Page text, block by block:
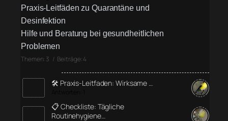
Praxis-Leitfäden zu Quarantäne und
Desinfektion
Hilfe und Beratung bei gesundheitlichen
Problemen
Themen: 3 / Beiträge: 4
🛠️ Praxis-Leitfaden: Wirksame …
📋 Checkliste: Tägliche
Routinehygiene…